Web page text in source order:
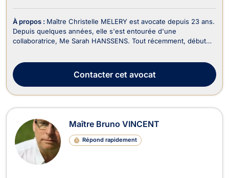
À propos : Maître Christelle MELERY est avocate depuis 23 ans.
Depuis quelques années, elle s'est entourée d'une
collaboratrice, Me Sarah HANSSENS. Tout récemment, début
principalement en droit de la famille, en droit de l’immobi...
Contactercet avocat
Maître Bruno VINCENT
Répond rapidement